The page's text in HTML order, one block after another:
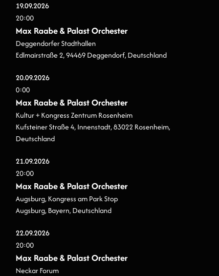
19.09.2026
20:00
Max Raabe & Palast Orchester
Deggendorfer Stadthallen
Edlmairstraße 2, 94469 Deggendorf, Deutschland
20.09.2026
0:00
Max Raabe & Palast Orchester
Kultur + Kongress Zentrum Rosenheim
Kufsteiner Straße 4, Innenstadt, 83022 Rosenheim,
Deutschland
21.09.2026
20:00
Max Raabe & Palast Orchester
Augsburg, Kongress am Park Stop
Augsburg, Bayern, Deutschland
22.09.2026
20:00
Max Raabe & Palast Orchester
Neckar Forum